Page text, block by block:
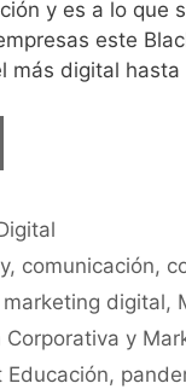
y es a lo que
este
más digital
, comunicación,
marketing digital,
Corporativa y
Educación,